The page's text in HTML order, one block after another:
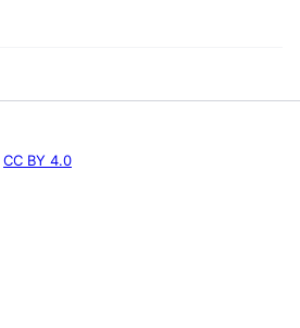
CC BY 4.0